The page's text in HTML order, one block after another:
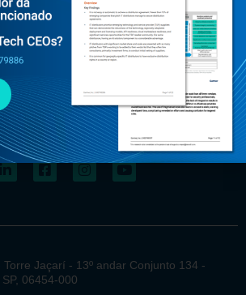
Jaçarí - 13º andar Conjunto 134 -
06454-000